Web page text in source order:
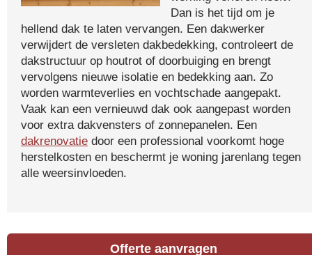
Dan is het tijd om je
hellend dak te laten vervangen. Een dakwerker
verwijdert de versleten dakbedekking, controleert de
dakstructuur op houtrot of doorbuiging en brengt
vervolgens nieuwe isolatie en bedekking aan. Zo
worden warmteverlies en vochtschade aangepakt.
Vaak kan een vernieuwd dak ook aangepast worden
voor extra dakvensters of zonnepanelen. Een
dakrenovatie door een professional voorkomt hoge
herstelkosten en beschermt je woning jarenlang tegen
alle weersinvloeden.
Offerte aanvragen